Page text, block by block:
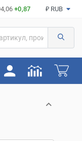
+0,87 ₽ RUB